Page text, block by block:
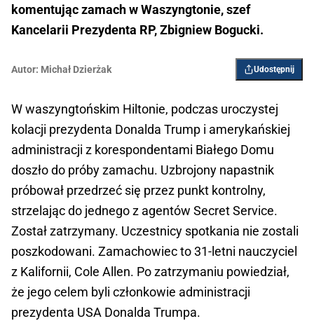
komentując zamach w Waszyngtonie, szef
Kancelarii Prezydenta RP, Zbigniew Bogucki.
Autor: Michał Dzierżak Udostępnij
W waszyngtońskim Hiltonie, podczas uroczystej
kolacji prezydenta Donalda Trump i amerykańskiej
administracji z korespondentami Białego Domu
doszło do próby zamachu. Uzbrojony napastnik
próbował przedrzeć się przez punkt kontrolny,
strzelając do jednego z agentów Secret Service.
Został zatrzymany. Uczestnicy spotkania nie zostali
poszkodowani. Zamachowiec to 31-letni nauczyciel
z Kalifornii, Cole Allen. Po zatrzymaniu powiedział,
że jego celem byli członkowie administracji
prezydenta USA Donalda Trumpa.